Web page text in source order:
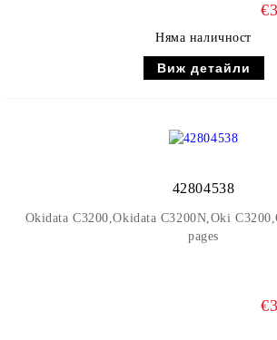
Няма наличност
Виж детайли
42804538
Okidata C3200,Okidata C3200N,Oki
pages